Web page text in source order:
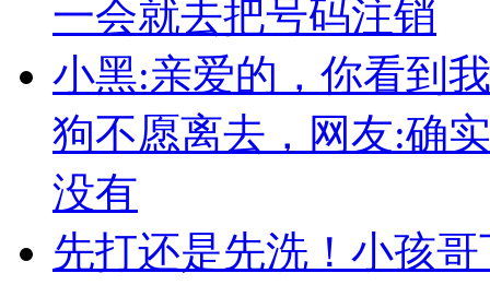
一会就去把号码注销
小黑:亲爱的，你看到
狗不愿离去，网友:确
没有
先打还是先洗！小孩